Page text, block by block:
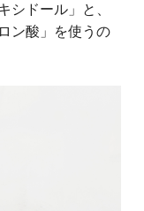
ドール」と、
ン酸」を使うの